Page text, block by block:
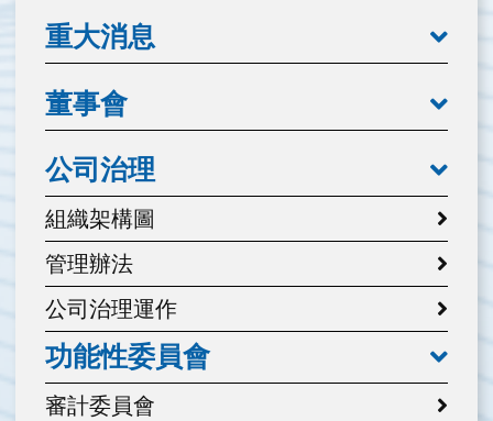
重大消息
董事會
公司治理
組織架構圖
管理辦法
公司治理運作
功能性委員會
審計委員會